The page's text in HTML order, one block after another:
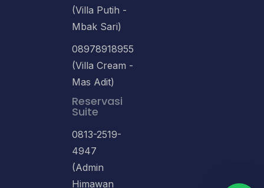
(Villa Putih -
Mbak Sari)
08978918955
(Villa Cream -
Mas Adit)
Reservasi
Suite
0813-2519-
4947
(Admin
Himawan